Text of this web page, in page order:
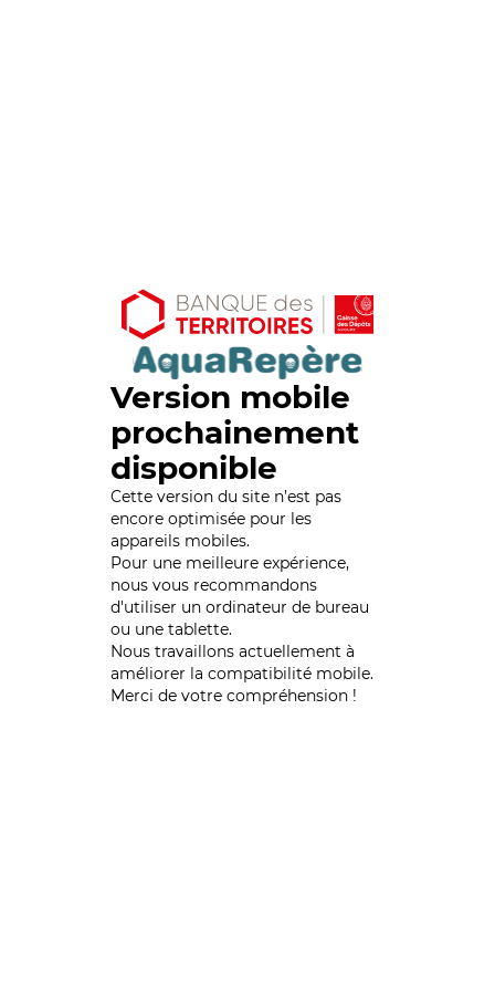
Version mobile
prochainement
disponible
Cette version du site n’est pas
encore optimisée pour les
appareils mobiles.
Pour une meilleure expérience,
nous vous recommandons
d'utiliser un ordinateur de bureau
ou une tablette.
Nous travaillons actuellement à
améliorer la compatibilité mobile.
Merci de votre compréhension !